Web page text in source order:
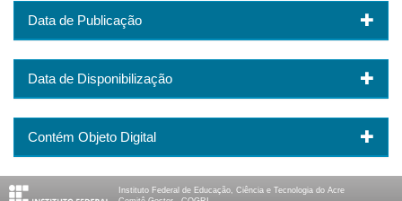
Data de Publicação
Data de Disponibilização
Contém Objeto Digital
Instituto Federal de Educação, Ciência e Tecnologia do Acre